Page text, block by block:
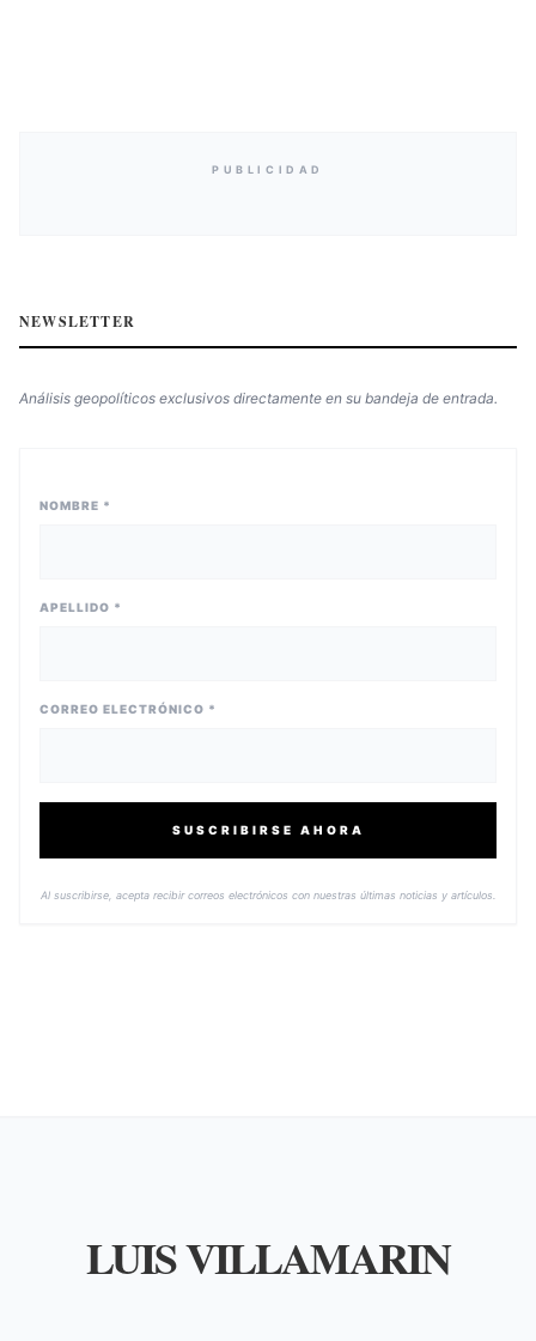
PUBLICIDAD
NEWSLETTER
Análisis geopolíticos exclusivos directamente en su bandeja de entrada.
NOMBRE *
APELLIDO *
CORREO ELECTRÓNICO *
SUSCRIBIRSE AHORA
Al suscribirse, acepta recibir correos electrónicos con nuestras últimas noticias y artículos.
LUIS VILLAMARIN